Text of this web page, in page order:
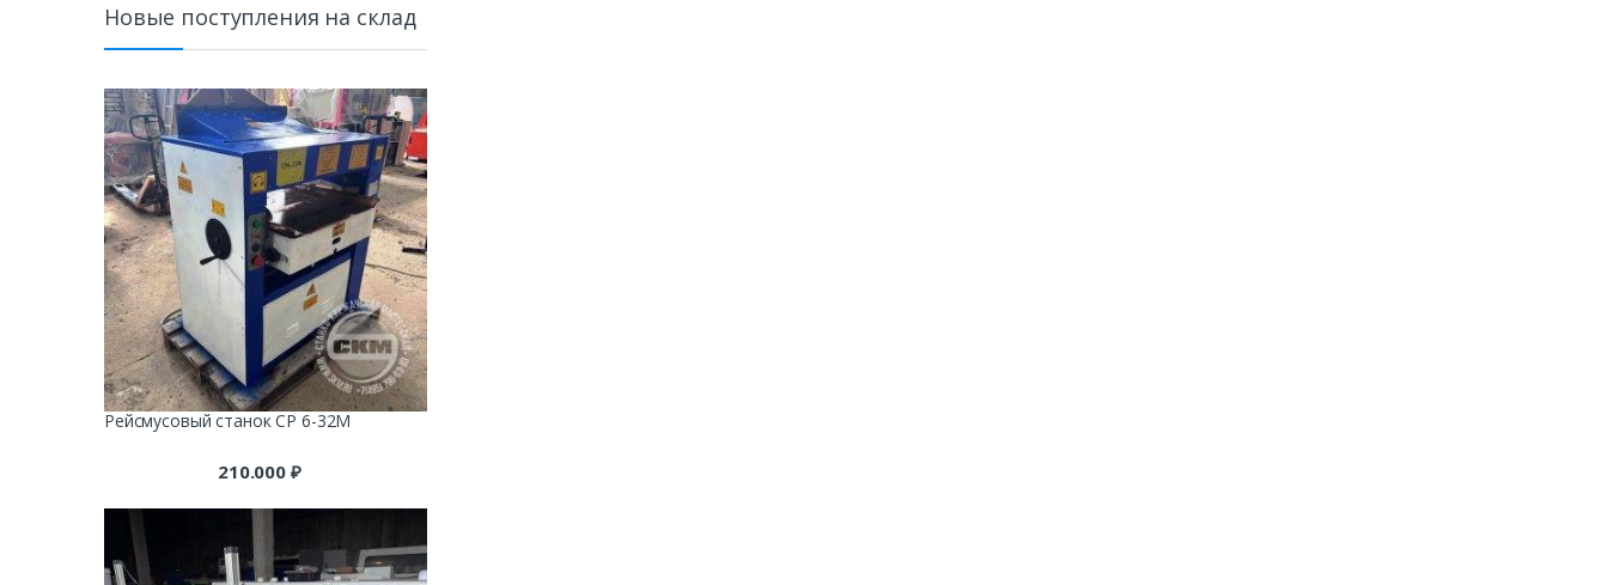
Новые поступления на склад
Рейсмусовый станок СР 6-32М
210.000 ₽